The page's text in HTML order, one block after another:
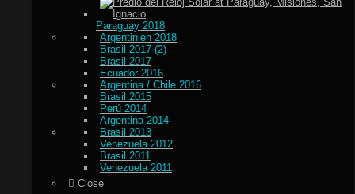
Paraguay 2018
Argentinien 2018
Brasil 2017 (2)
Brasil 2017
Ecuador 2016
Argentina / Chile 2016
Brasil 2015
Perú 2014
Argentina 2014
Brasil 2013
Venezuela 2012
Brasil 2011
Venezuela 2011
Close